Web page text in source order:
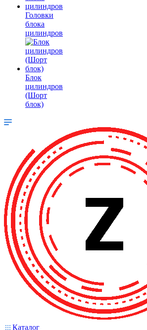
Головки
блока
цилиндров
Блок
цилиндров
(Шорт
блок)
Каталог